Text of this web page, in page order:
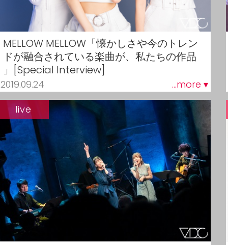
MELLOW MELLOW「懐かしさや今のトレン
ドが融合されている楽曲が、私たちの作品
」[Special Interview]
2019.09.24 ...more ▾
live